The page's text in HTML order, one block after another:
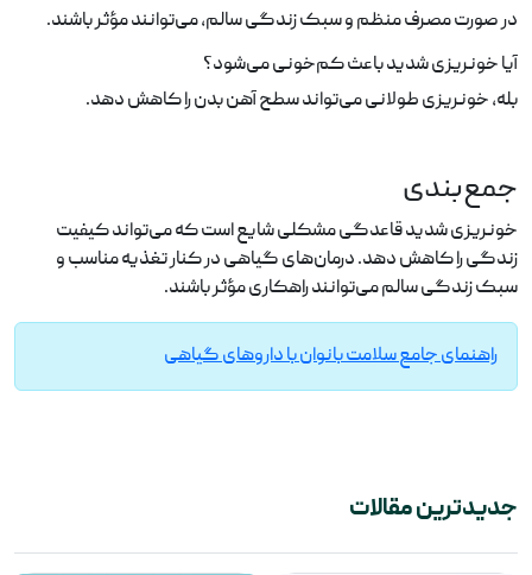
در صورت مصرف منظم و سبک زندگی سالم، می‌توانند مؤثر باشند.
آیا خونریزی شدید باعث کم‌خونی می‌شود؟
بله، خونریزی طولانی می‌تواند سطح آهن بدن را کاهش دهد.
جمع‌بندی
خونریزی شدید قاعدگی مشکلی شایع است که می‌تواند کیفیت
زندگی را کاهش دهد. درمان‌های گیاهی در کنار تغذیه مناسب و
سبک زندگی سالم می‌توانند راهکاری مؤثر باشند.
راهنمای جامع سلامت بانوان با داروهای گیاهی
جدیدترین مقالات